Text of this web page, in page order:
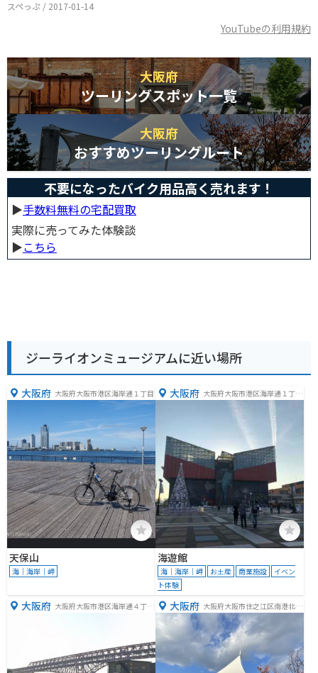
スペっぷ / 2017-01-14
YouTubeの利用規約
大阪府
ツーリングスポット一覧
大阪府
おすすめツーリングルート
不要になったバイク用品高く売れます！
▶︎手数料無料の宅配買取
実際に売ってみた体験談
▶︎こちら
ジーライオンミュージアムに近い場所
大阪府 大阪府大阪市港区海岸通１丁目
天保山
海｜海岸｜岬
大阪府 大阪府大阪市港区海岸通１丁目
海遊館
海｜海岸｜岬 お土産 商業施設
イベン
ト体験
大阪府 大阪府大阪市港区海岸通４丁目
大阪府 大阪府大阪市住之江区南港北２
丁目１−１０